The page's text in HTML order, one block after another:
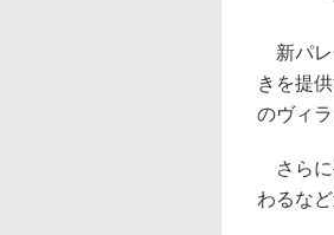
新パレ
きを提
のヴィ
さらに
わるな